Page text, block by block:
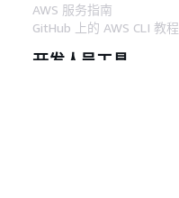
AWS 服务指南
GitHub 上的 AWS CLI 教程
开发人员工具